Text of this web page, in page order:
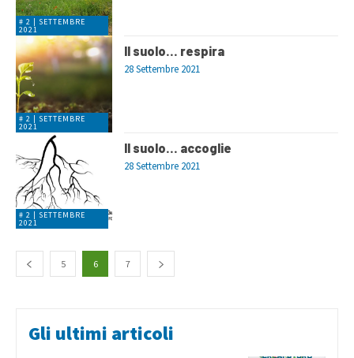
# 2 | SETTEMBRE
2021
# 2 | SETTEMBRE
2021
Il suolo… respira
28 Settembre 2021
# 2 | SETTEMBRE
2021
Il suolo… accoglie
28 Settembre 2021
5 6 7
Gli ultimi articoli